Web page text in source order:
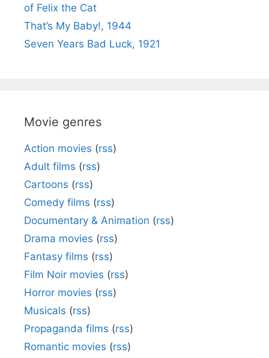
of Felix the Cat
That’s My Baby!, 1944
Seven Years Bad Luck, 1921
Movie genres
Action movies (rss)
Adult films (rss)
Cartoons (rss)
Comedy films (rss)
Documentary & Animation (rss)
Drama movies (rss)
Fantasy films (rss)
Film Noir movies (rss)
Horror movies (rss)
Musicals (rss)
Propaganda films (rss)
Romantic movies (rss)